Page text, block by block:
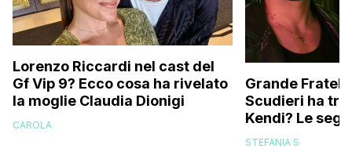
Lorenzo Riccardi nel cast del
Gf Vip 9? Ecco cosa ha rivelato
la moglie Claudia Dionigi
CAROLA
Grande
Scudieri ha
Kendi? Le
replica dell’ex
STEFANIA S